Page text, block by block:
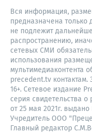
Вся информация,
предназначена только
не подлежит
распространению,
сетевых СМИ
использования
мультимедиаконтента
precedent.tv
16+. Сетевое издание
серия свидетельства
от 25 мая 2021г.
Учредитель ООО
Главный редактор